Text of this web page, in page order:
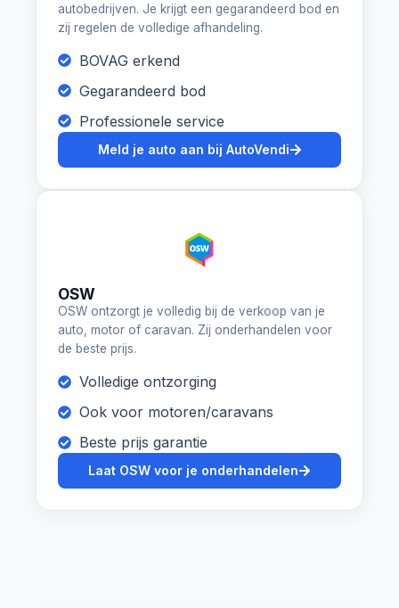
autobedrijven. Je krijgt een gegarandeerd bod en
zij regelen de volledige afhandeling.
BOVAG erkend
Gegarandeerd bod
Professionele service
Meld je auto aan bij AutoVendi
OSW
OSW ontzorgt je volledig bij de verkoop van je
auto, motor of caravan. Zij onderhandelen voor
de beste prijs.
Volledige ontzorging
Ook voor motoren/caravans
Beste prijs garantie
Laat OSW voor je onderhandelen